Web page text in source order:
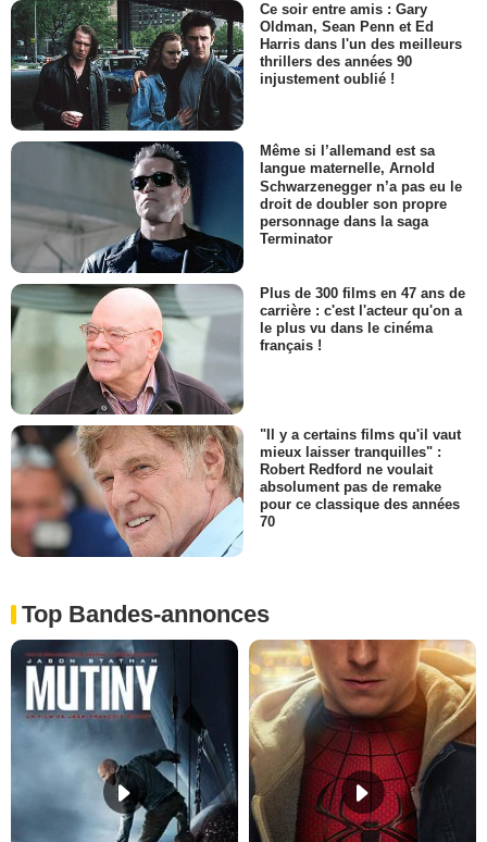
Ce soir entre amis : Gary
Oldman, Sean Penn et Ed
Harris dans l'un des meilleurs
thrillers des années 90
injustement oublié !
Même si l’allemand est sa
langue maternelle, Arnold
Schwarzenegger n’a pas eu le
droit de doubler son propre
personnage dans la saga
Terminator
Plus de 300 films en 47 ans de
carrière : c'est l'acteur qu'on a
le plus vu dans le cinéma
français !
"Il y a certains films qu'il vaut
mieux laisser tranquilles" :
Robert Redford ne voulait
absolument pas de remake
pour ce classique des années
70
Top Bandes-annonces